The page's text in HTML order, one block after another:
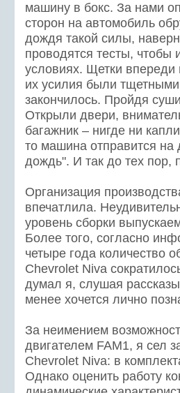
машину в бокс. За нами
сторон на автомобиль
дождя такой силы,
проводятся тесты, чтобы
условиях. Щетки впереди
их усилия были
закончилось. Пройдя
Открыли двери,
багажник – нигде ни
то машина отправится на
дождь". И так до тех пор,
Организация
впечатлила.
уровень сборки
Более того, согласно
четыре года количество
Chevrolet Niva
думал я, слушая
менее хочется лично
За неимением
двигателем FAM1, я сел
Chevrolet Niva: в
Однако оценить работу